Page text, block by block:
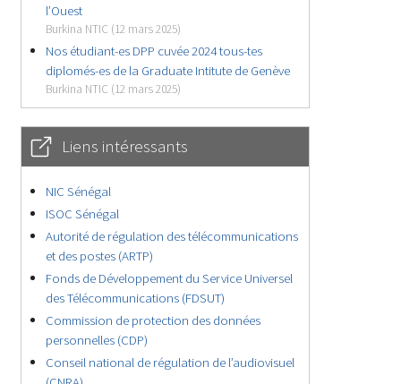
l’Ouest
Burkina NTIC (12 mars 2025)
Nos étudiant-es DPP cuvée 2024 tous-tes
diplomés-es de la Graduate Intitute de Genève
Burkina NTIC (12 mars 2025)
Liens intéressants
NIC Sénégal
ISOC Sénégal
Autorité de régulation des télécommunications
et des postes (ARTP)
Fonds de Développement du Service Universel
des Télécommunications (FDSUT)
Commission de protection des données
personnelles (CDP)
Conseil national de régulation de l’audiovisuel